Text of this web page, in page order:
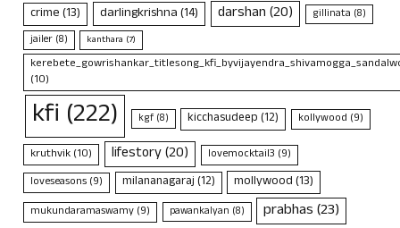
crime(13) darlingkrishna(14) darshan(20) gillinata (8)
jailer (8) kanthara (7)
(10)
kfi (222) kgf(8) kicchasudeep(12) kollywood (9)
kruthvik(10) lifestory(20) lovemocktail3 (9)
loveseasons (9) milananagaraj(12) mollywood(13)
mukundaramaswamy (9) pawankalyan (8) prabhas(23)